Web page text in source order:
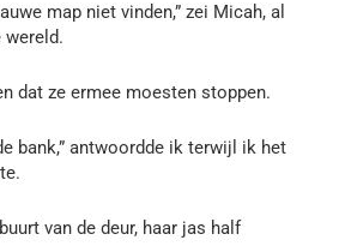
map niet vinden,” zei Micah, al
wereld.
dat ze ermee moesten stoppen.
bank,” antwoordde ik terwijl ik het
van de deur, haar jas half